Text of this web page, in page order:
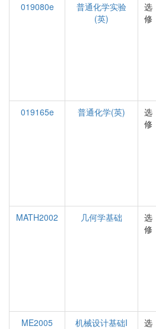
019080e
普通化学实验
(英)
选
修
019165e
普通化学(英)
选
修
MATH2002
几何学基础
选
修
ME2005
机械设计基础I
选